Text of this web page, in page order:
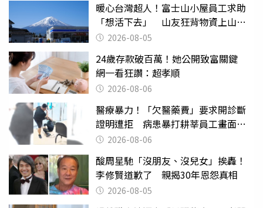
暖心台灣超人！富士山小屋員工求助
「想活下去」 山友狂背物資上山：
台灣真的是寶島
2026-08-05
24歲存款破百萬！她公開致富關鍵
網一看狂讚：超孝順
2026-08-06
醫療暴力！「欠醫藥費」要求開診斷
證明遭拒 病患暴打耕莘員工畫面曝
光 2026-08-06
酸周星馳「沒朋友、沒兒女」挨轟！
李修賢道歉了 親揭30年恩怨真相
2026-08-05